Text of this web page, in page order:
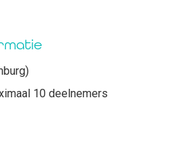
10 deelnemers